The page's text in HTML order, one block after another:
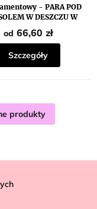
- PARA POD
W DESZCZU W
PARKU
od 66,60 zł
Szczegóły
produkty